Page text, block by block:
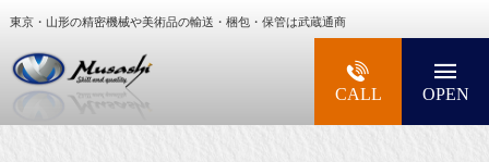
東京・山形の精密機械や美術品の輸送・梱包・保管は武蔵通商
大型精密機械・美術品・高級楽器の梱包・輸送
CALL OPEN